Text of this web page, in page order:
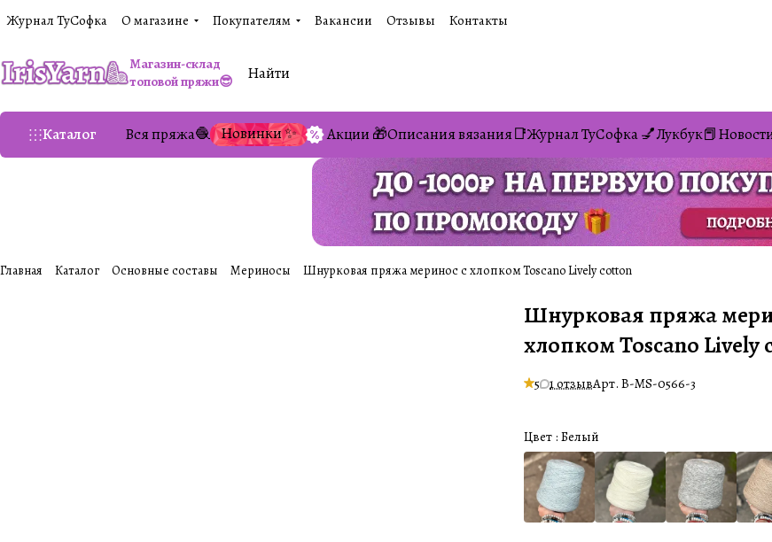
Журнал ТуСофка О магазине Покупателям Вакансии Отзывы Контакты
Магазин-склад
топовой пряжи😎
Каталог Вся пряжа🧶 Новинки ✨ Акции 🎁Описания вязания📑Журнал ТуСофка 💅Лукбук📕
Главная Каталог Основные составы Мериносы Шнурковая пряжа меринос с хлопком Toscano Lively cotton
Шнурковая пряжа
хлопком Toscano Lively
5 1 отзывАрт.B-MS-0566-3
Цвет :Белый